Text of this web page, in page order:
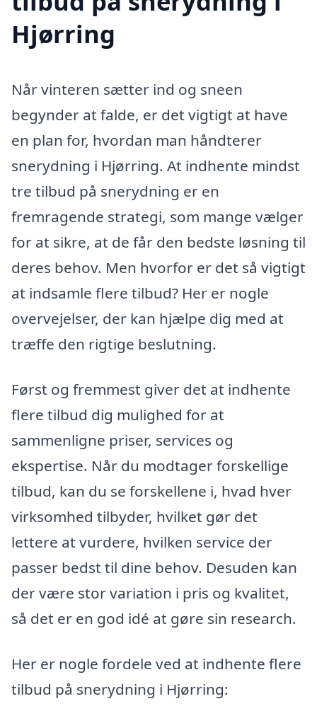
Hjørring
Når vinteren sætter ind og sneen
begynder at falde, er det vigtigt at have
en plan for, hvordan man håndterer
snerydning i Hjørring. At indhente mindst
tre tilbud på snerydning er en
fremragende strategi, som mange vælger
for at sikre, at de får den bedste løsning til
deres behov. Men hvorfor er det så vigtigt
at indsamle flere tilbud? Her er nogle
overvejelser, der kan hjælpe dig med at
træffe den rigtige beslutning.
Først og fremmest giver det at indhente
flere tilbud dig mulighed for at
sammenligne priser, services og
ekspertise. Når du modtager forskellige
tilbud, kan du se forskellene i, hvad hver
virksomhed tilbyder, hvilket gør det
lettere at vurdere, hvilken service der
passer bedst til dine behov. Desuden kan
der være stor variation i pris og kvalitet,
så det er en god idé at gøre sin research.
Her er nogle fordele ved at indhente flere
tilbud på snerydning i Hjørring: